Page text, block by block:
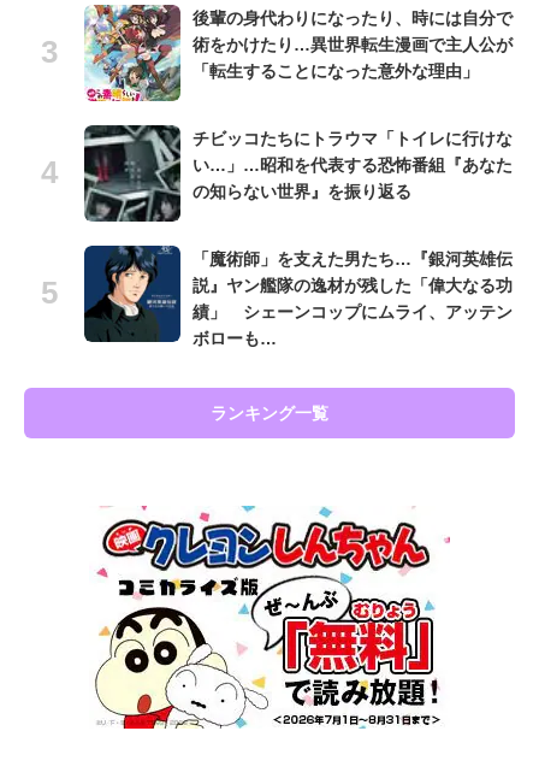
後輩の身代わりになったり、時には自分で
術をかけたり…異世界転生漫画で主人公が
「転生することになった意外な理由」
チビッコたちにトラウマ「トイレに行けな
い…」…昭和を代表する恐怖番組『あなた
の知らない世界』を振り返る
「魔術師」を支えた男たち…『銀河英雄伝
説』ヤン艦隊の逸材が残した「偉大なる功
績」 シェーンコップにムライ、アッテン
ボローも…
ランキング一覧